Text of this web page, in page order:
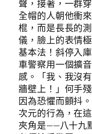
聲，接著，一群
全帽的人朝他衝
棍，而是長長的
儀，臉上的表情
基本法！斜停入
車警察用一個擴
感。「我、我沒
牆壁上！」何手
因為恐懼而顫抖
次元的行為，在
夾角是——八十九